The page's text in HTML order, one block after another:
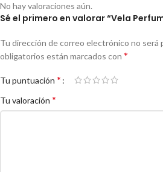
No hay valoraciones aún.
Sé el primero en valorar “Vela
Tu dirección de correo electrónico no será
obligatorios están marcados con *
Tu puntuación *
Tu valoración *